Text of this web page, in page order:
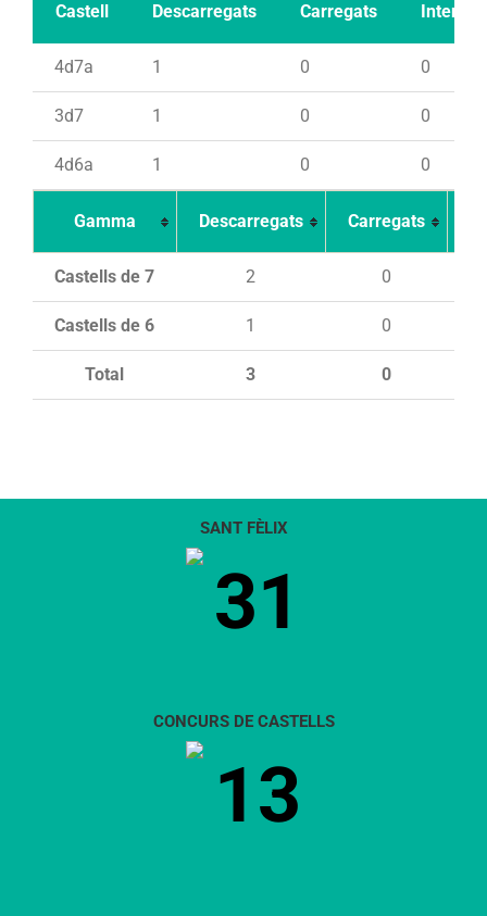
Castell Descarregats Carregats Intents
4d7a 1 0 0
3d7 1 0 0
4d6a 1 0 0
Gamma Descarregats Carregats
Total 3 0
Castells de 7 2 0
Castells de 6 1 0
SANT FÈLIX
31
CONCURS DE CASTELLS
13